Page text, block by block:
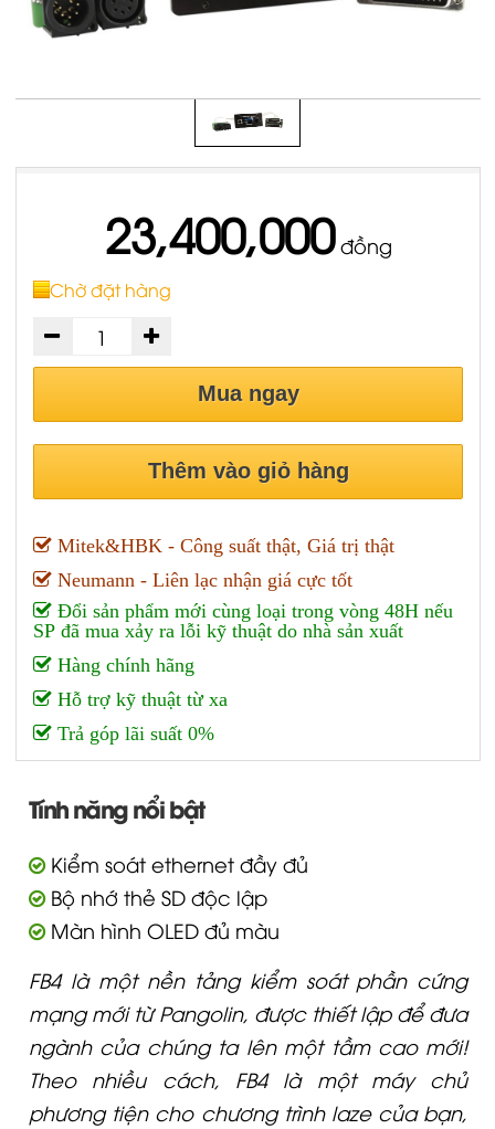
23,400,000đồng
Chờ đặt hàng
Mua ngay
Thêm vào giỏ hàng
Mitek&HBK - Công suất thật, Giá trị thật
Neumann - Liên lạc nhận giá cực tốt
Đổi sản phẩm mới cùng loại trong vòng 48H nếu
SP đã mua xảy ra lỗi kỹ thuật do nhà sản xuất
Hàng chính hãng
Hỗ trợ kỹ thuật từ xa
Trả góp lãi suất 0%
Tính năng nổi bật
Kiểm soát ethernet đầy đủ
Bộ nhớ thẻ SD độc lập
Màn hình OLED đủ màu
FB4 là một nền tảng kiểm soát phần cứng
mạng mới từ Pangolin, được thiết lập để đưa
ngành của chúng ta lên một tầm cao mới!
Theo nhiều cách, FB4 là một máy chủ
phương tiện cho chương trình laze của bạn,